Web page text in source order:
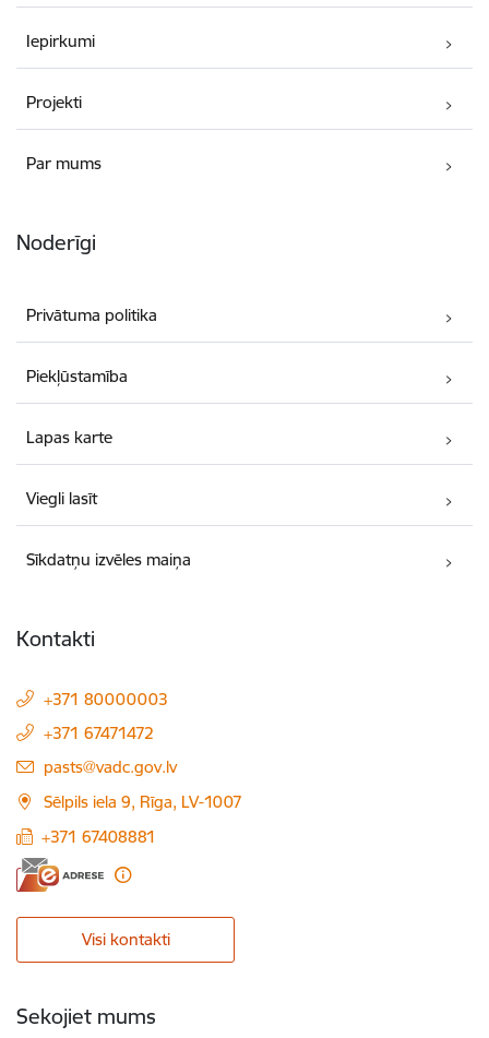
Iepirkumi
Projekti
Par mums
Noderīgi
Privātuma politika
Piekļūstamība
Lapas karte
Viegli lasīt
Sīkdatņu izvēles maiņa
Kontakti
+371 80000003
+371 67471472
E-pasts:
pasts@vadc.gov.lv
Sēlpils iela 9, Rīga, LV-1007
+371 67408881
Visi kontakti
Sekojiet mums